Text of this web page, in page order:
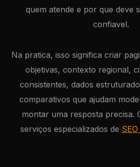
quem atende e por que deve
confiavel.
Na pratica, isso significa criar
objetivas, contexto regional,
consistentes, dados
comparativos que ajudam
montar uma resposta precisa.
serviços especializados de